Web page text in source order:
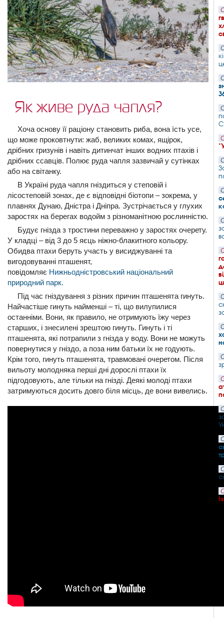
Як живе руда чапля?
Хоча основу її раціону становить риба, вона їсть усе,
що може проковтнути: жаб, великих комах, ящірок,
дрібних гризунів і навіть дитинчат інших водних птахів і
дрібних ссавців. Полює руда чапля зазвичай у сутінках
або на світанку.
В Україні руда чапля гніздиться у степовій і
лісостеповій зонах, де є від­повідні біотопи – зокрема, у
плавнях Дунаю, Дністра і Дніпра. Зустрічається у глухих
заростях на берегах водойм з різ­номанітною рослинністю.
Будує гнізда з тростини переважно у заростях очерету.
У кладці – від 3 до 5 яєць ніжно-блакитного кольору.
Обидва птахи беруть участь у висиджуванні та
вигодовуванні пташенят,
повідомляє Нижньодністровський національний
природний парк.
Під час гніздування з різних причин пташенята гинуть.
Найчастіше гинуть найменші – ті, що вилупилися
останніми. Вони, як правило, не отримують їжу через
старших, і знесилені зрештою гинуть. Гинуть і ті
пташенята, які потрапили з гнізда у воду. Вони не можуть
повернутися у гніздо, а поза ним батьки їх не годують.
Крім того, гинуть пташенята, травмовані очеретом. Після
вильоту молодняка перші дні дорослі птахи їх
підгодовують, але тільки на гнізді. Деякі молоді птахи
затримуються досить довго біля місць, де вони вивелись.